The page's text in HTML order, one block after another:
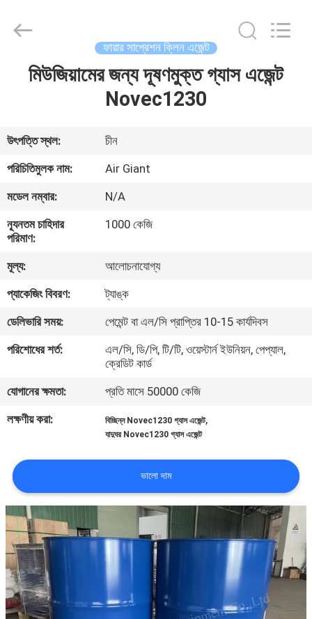
ভিআর
শো
আমাদের
সম্পর্কে
কারখানা
ভ্রমণ
নিয়ন্ত্রণ
উদ্ধৃতির
জন্য
আবেদন
সাইট
ম্যাপ
Equipment
Reserved.
ফায়ার সাপ্রেশন ক্লিন এজেন্ট
মিউজিয়ামের জন্য দূষণমুক্ত গ্যাস এজেন্ট
Novec1230
উৎপত্তি স্থল:
চীন
পরিচিতিমুলক নাম:
Air Giant
মডেল নম্বার:
N/A
ন্যূনতম চাহিদার
পরিমাণ:
1000 কেজি
মূল্য:
আলোচনাযোগ্য
প্যাকেজিং বিবরণ:
ট্যাঙ্ক
ডেলিভারি সময়:
পেমেন্ট বা এল/সি প্রাপ্তির 10-15 কার্যদিবস
পরিশোধের শর্ত:
এল/সি, ডি/পি, টি/টি, ওয়েস্টার্ন ইউনিয়ন, পেপ্যাল,
ক্রেডিট কার্ড
যোগানের ক্ষমতা:
প্রতি মাসে 50000 কেজি
লক্ষণীয় করা:
বিচ্ছিন্ন Novec1230 গ্যাস এজেন্ট,
যাদুঘর Novec1230 গ্যাস এজেন্ট
ভালো দাম